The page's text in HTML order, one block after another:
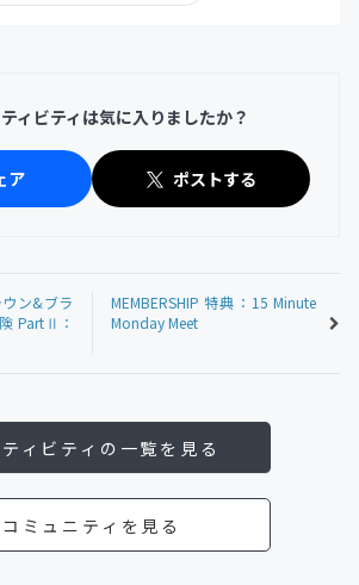
ィビティは気に入りましたか？
ア ポストする
ン&ブラ
PartⅡ：
MEMBERSHIP 特典：15 Minute
Monday Meet
ィビティの一覧を見る
コミュニティを見る